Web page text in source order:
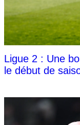
Ligue 2 : Une
le début de